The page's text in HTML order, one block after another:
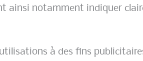
ainsi notamment indiquer
à des fins